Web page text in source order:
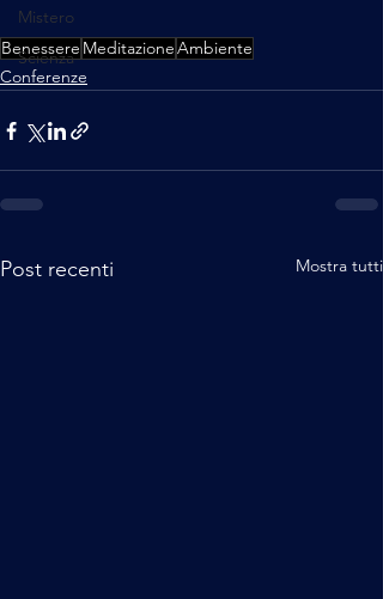
Mistero
Scienza
Benessere MeditazioneAmbiente
Conferenze
Post recenti Mostra tutti